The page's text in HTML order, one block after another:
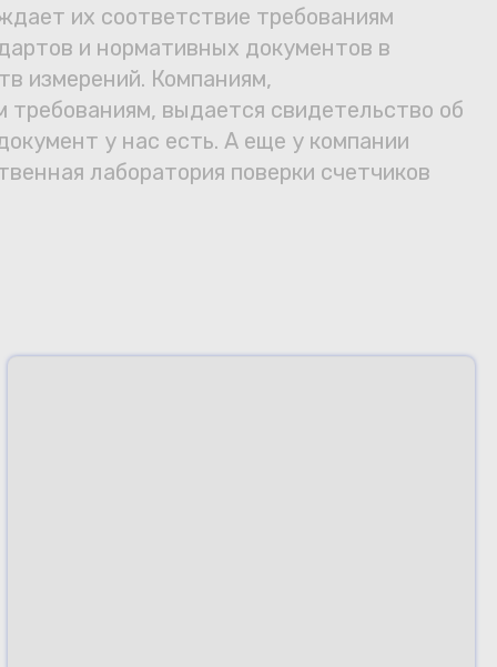
их соответствие требованиям
и нормативных документов в
измерений. Компаниям,
выдается свидетельство об
у нас есть. А еще у компании
лаборатория поверки счетчиков